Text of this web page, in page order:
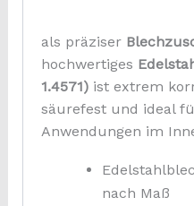
als präziser
hochwertiges
1.4571) ist extrem
säurefest und ideal
Anwendungen im
nach Maß